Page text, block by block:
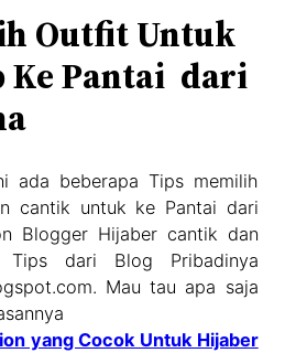
Outfit Untuk
Ke Pantai dari
ada beberapa Tips memilih
cantik untuk ke Pantai dari
Blogger Hijaber cantik dan
dari Blog Pribadinya
Mau tau apa saja
yang Cocok Untuk Hijaber